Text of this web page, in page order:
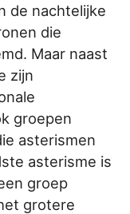
de nachtelijke
die
Maar naast
zijn
groepen
asterismen
asterisme is
groep
grotere